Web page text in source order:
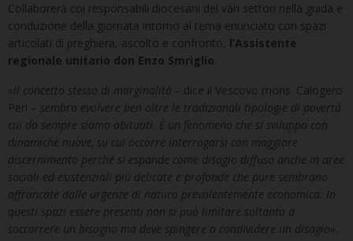
Collaborerà coi responsabili diocesani dei vari settori nella guida e
conduzione della giornata intorno al tema enunciato con spazi
articolati di preghiera, ascolto e confronto, l’Assistente
regionale unitario don Enzo Smriglio
«Il concetto stesso di marginalità – dice il Vescovo mons. Calogero
Peri – sembra evolvere ben oltre le tradizionali tipologie di povertà
cui da sempre siamo abituati. È un fenomeno che si sviluppa con
dinamiche nuove, su cui occorre interrogarsi con maggiore
discernimento perché si espande come disagio diffuso anche in aree
sociali ed esistenziali più delicate e profonde che pure sembrano
affrancate dalle urgenze di natura prevalentemente economica. In
questi spazi essere presenti non si può limitare soltanto a
soccorrere un bisogno ma deve spingere a condividere un disagio»